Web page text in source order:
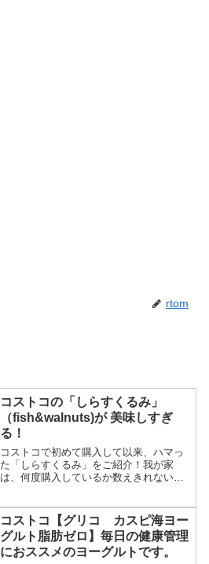
rtom
コストコの「しらすくるみ」
（fish&walnuts)が 美味しすぎ
る！
コストコで初めて購入して以来、ハマっ
た「しらすくるみ」をご紹介！我が家
は、何度購入しているか数えきれないほ
うかまたは、迷われている方の参考にな
れば嬉しいです！
コストコ【グリコ カスピ海ヨー
グルト脂肪ゼロ】毎日の健康管理
におススメのヨーグルトです。